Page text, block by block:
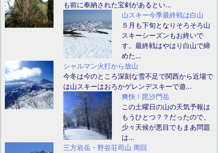
も前に奉納された宝剣があるとい...
山スキー今季最終戦は白山
５月も下旬となりそろそろ山
スキーシーズンもお終いで
す。最終戦はやはり白山で締
めた...
シャルマン火打から放山
今冬は今のところ深刻な雪不足で関西から近場で
は山スキーはおろかゲレンデスキーで遊...
爽快！毘沙門岳
この土曜日の山の天気予報は
もうひとつ？？だったので、
少々天候が悪目でもまあ問題
は...
三方岩岳・野谷荘司山 周回